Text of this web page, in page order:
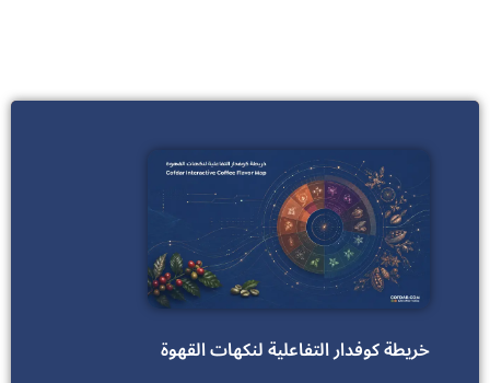
خريطة كوفدار التفاعلية لنكهات القهوة